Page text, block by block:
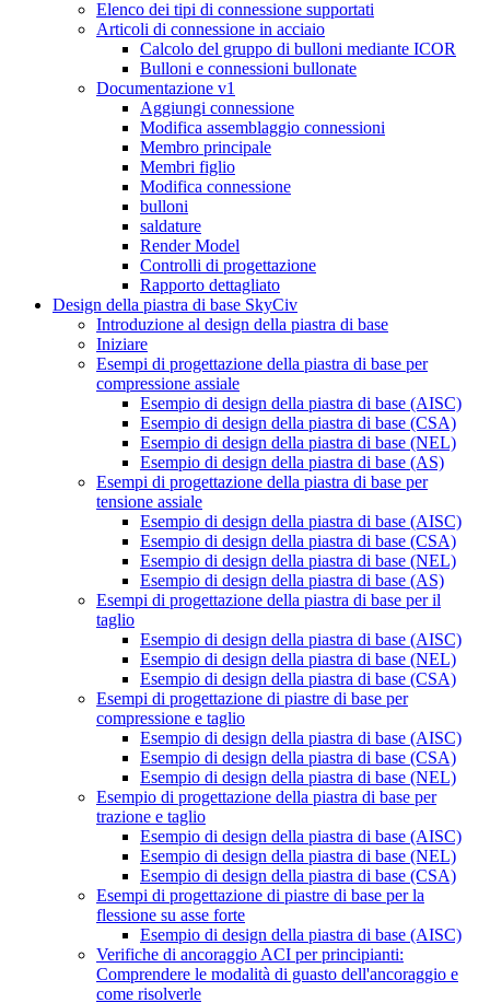
Elenco dei tipi di connessione supportati
Articoli di connessione in acciaio
Calcolo del gruppo di bulloni mediante ICOR
Bulloni e connessioni bullonate
Documentazione v1
Aggiungi connessione
Modifica assemblaggio connessioni
Membro principale
Membri figlio
Modifica connessione
bulloni
saldature
Render Model
Controlli di progettazione
Rapporto dettagliato
Design della piastra di base SkyCiv
Introduzione al design della piastra di base
Iniziare
Esempi di progettazione della piastra di base per
compressione assiale
Esempio di design della piastra di base (AISC)
Esempio di design della piastra di base (CSA)
Esempio di design della piastra di base (NEL)
Esempio di design della piastra di base (AS)
Esempi di progettazione della piastra di base per
tensione assiale
Esempio di design della piastra di base (AISC)
Esempio di design della piastra di base (CSA)
Esempio di design della piastra di base (NEL)
Esempio di design della piastra di base (AS)
Esempi di progettazione della piastra di base per il
taglio
Esempio di design della piastra di base (AISC)
Esempio di design della piastra di base (NEL)
Esempio di design della piastra di base (CSA)
Esempi di progettazione di piastre di base per
compressione e taglio
Esempio di design della piastra di base (AISC)
Esempio di design della piastra di base (CSA)
Esempio di design della piastra di base (NEL)
Esempio di progettazione della piastra di base per
trazione e taglio
Esempio di design della piastra di base (AISC)
Esempio di design della piastra di base (NEL)
Esempio di design della piastra di base (CSA)
Esempi di progettazione di piastre di base per la
flessione su asse forte
Esempio di design della piastra di base (AISC)
Verifiche di ancoraggio ACI per principianti:
Comprendere le modalità di guasto dell'ancoraggio e
come risolverle